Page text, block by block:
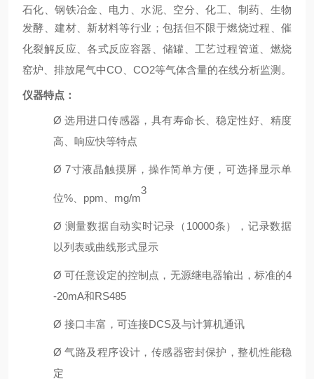
石化、钢铁冶金、电力、水泥、 空分、化工 、制药
生物
发酵 、建材、新材料等行业；包括但不限于燃烧过程、催
化裂解反应、各式反应容器、储罐、工艺过程管道、燃烧
窑炉、排放尾气中CO CO2等气体含量的在线分析监测。
仪器特点：
Ø选用进口传感器，具有寿命长、稳定性好、 精度
高、响应快等特点
Ø 7寸液晶触摸屏，操作简单方便 ，可选择 显示单
位%、ppm、mg/m
3
Ø 测量数据自动实时记录 （ 10000条）， 记录数据
以列表或曲线形式显示
Ø可任意设定的控制点 ，无源继电器输出， 标准的4
-20mA和RS485
Ø 接口丰富，可连接DCS及与计算机通讯
Ø气路及程序设计，传感器密封保护，整机性能稳
定